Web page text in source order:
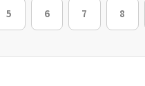
5 6 7 8